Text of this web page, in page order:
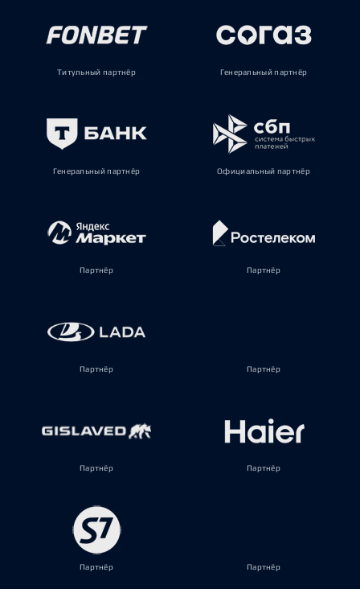
Титульный партнёр Генеральный партнёр
Генеральный партнёр Официальный партнёр
Партнёр Партнёр
Партнёр Партнёр
Партнёр Партнёр
Партнёр Партнёр